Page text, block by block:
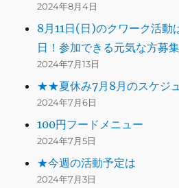
2024年8月4日
8月11日(日)のクワーク活動
日！参加できる元気な方募
2024年7月13日
★★夏休み7月8月のスケジ
2024年7月6日
100円フードメニュー
2024年7月5日
★今週の活動予定は
2024年7月3日